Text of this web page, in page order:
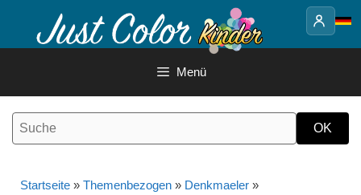
Inhalt
Menü
Startseite » Themenbezogen » Denkmaeler »